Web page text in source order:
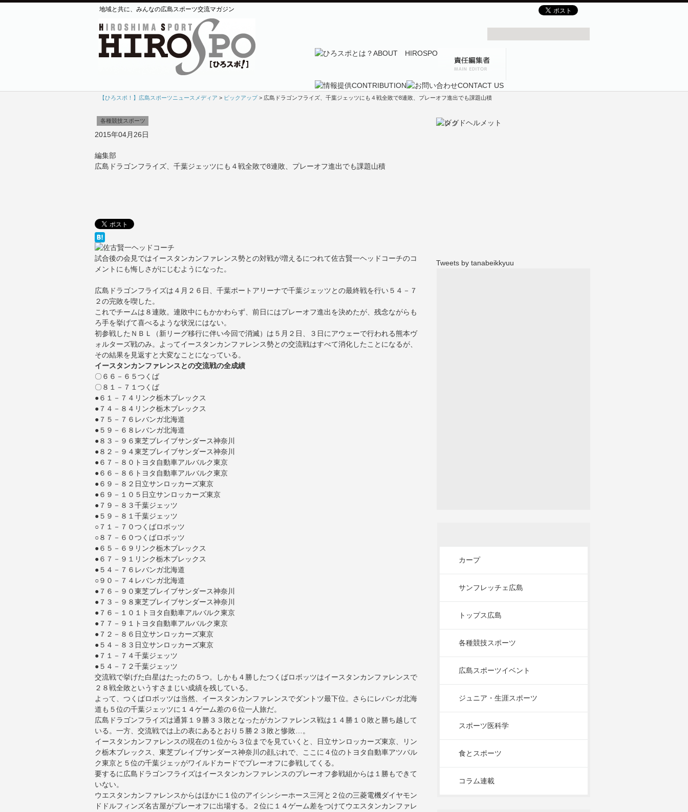
地域と共に、みんなの広島スポーツ交流マガジン
【ひろスポ！】広島スポーツニュースメディア > ピックアップ> 広島ドラゴンフライズ、千葉ジェッツにも４戦全敗で8連敗、プレーオフ進出でも課題山積
各種競技スポーツ
2015年04月26日
編集部
広島ドラゴンフライズ、千葉ジェッツにも４戦全敗で8連敗、プレーオフ進出でも課題山積
試合後の会見ではイースタンカンファレンス勢との対戦が増えるにつれて佐古賢一ヘッドコーチのコ
メントにも悔しさがにじむようになった。
広島ドラゴンフライズは４月２６日、千葉ポートアリーナで千葉ジェッツとの最終戦を行い５４－７
２の完敗を喫した。
これでチームは８連敗。連敗中にもかかわらず、前日にはプレーオフ進出を決めたが、残念ながらも
ろ手を挙げて喜べるような状況にはない。
初参戦したＮＢＬ（新リーグ移行に伴い今回で消滅）は５月２日、３日にアウェーで行われる熊本ヴ
ォルターズ戦のみ。よってイースタンカンファレンス勢との交流戦はすべて消化したことになるが、
その結果を見返すと大変なことになっている。
イースタンカンファレンスとの交流戦の全成績
〇６６－６５つくば
〇８１－７１つくば
●６１－７４リンク栃木ブレックス
●７４－８４リンク栃木ブレックス
●７５－７６レバンガ北海道
●５９－６８レバンガ北海道
●８３－９６東芝ブレイブサンダース神奈川
●８２－９４東芝ブレイブサンダース神奈川
●６７－８０トヨタ自動車アルバルク東京
●６６－８６トヨタ自動車アルバルク東京
●６９－８２日立サンロッカーズ東京
●６９－１０５日立サンロッカーズ東京
●７９－８３千葉ジェッツ
●５９－８１千葉ジェッツ
○７１－７０つくばロボッツ
○８７－６０つくばロボッツ
●６５－６９リンク栃木ブレックス
●６７－９１リンク栃木ブレックス
●５４－７６レバンガ北海道
○９０－７４レバンガ北海道
●７６－９０東芝ブレイブサンダース神奈川
●７３－９８東芝ブレイブサンダース神奈川
●７６－１０１トヨタ自動車アルバルク東京
●７７－９１トヨタ自動車アルバルク東京
●７２－８６日立サンロッカーズ東京
●５４－８３日立サンロッカーズ東京
●７１－７４千葉ジェッツ
●５４－７２千葉ジェッツ
交流戦で挙げた白星はたったの５つ。しかも４勝したつくばロボッツはイースタンカンファレンスで
２８戦全敗というすさまじい成績を残している。
よって、つくばロボッツは当然、イースタンカンファレンスでダントツ最下位。さらにレバンガ北海
道も５位の千葉ジェッツに１４ゲーム差の６位一人旅だ。
広島ドラゴンフライズは通算１９勝３３敗となったがカンファレンス戦は１４勝１０敗と勝ち越して
いる。一方、交流戦では上の表にあるとおり５勝２３敗と惨敗…。
イースタンカンファレンスの現在の１位から３位までを見ていくと、日立サンロッカーズ東京、リン
ク栃木ブレックス、東芝ブレイブサンダース神奈川の顔ぶれで、ここに４位のトヨタ自動車アツバル
ク東京と５位の千葉ジェッがワイルドカードでプレーオフに参戦してくる。
要するに広島ドラゴンフライズはイースタンカンファレンスのプレーオフ参戦組からは１勝もできて
いない。
ウエスタンカンファレンスからはほかに１位のアイシンシーホース三河と２位の三菱電機ダイヤモン
ドドルフィンズ名古屋がプレーオフに出場する。２位に１４ゲーム差をつけてウエスタンカンファレ
Tweets by tanabeikkyuu
カープ
サンフレッチェ広島
トップス広島
各種競技スポーツ
広島スポーツイベント
ジュニア・生涯スポーツ
スポーツ医科学
食とスポーツ
コラム連載